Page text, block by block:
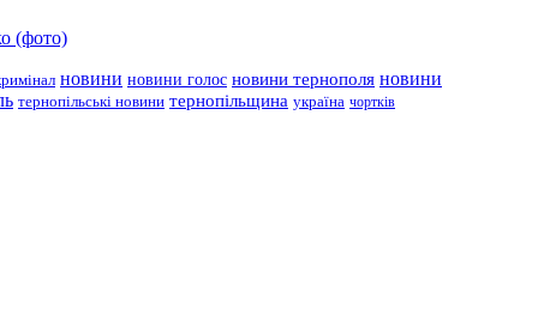
(фото)
новини новини голос новини тернополя новини
тернопільські новини тернопільщина україна чортків